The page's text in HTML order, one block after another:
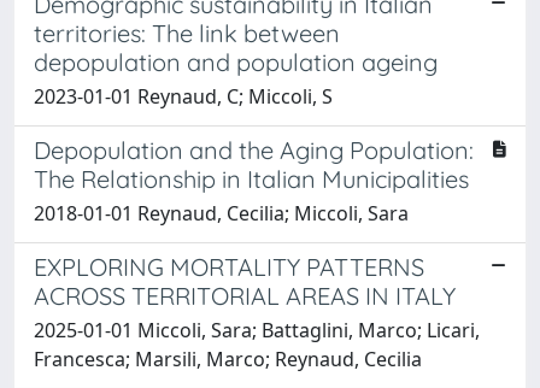
territories: The link between
depopulation and population ageing
2023-01-01 Reynaud, C; Miccoli, S
Depopulation and the Aging Population:
The Relationship in Italian Municipalities
2018-01-01 Reynaud, Cecilia; Miccoli, Sara
EXPLORING MORTALITY PATTERNS
ACROSS TERRITORIAL AREAS IN ITALY
2025-01-01 Miccoli, Sara; Battaglini, Marco; Licari,
Francesca; Marsili, Marco; Reynaud, Cecilia